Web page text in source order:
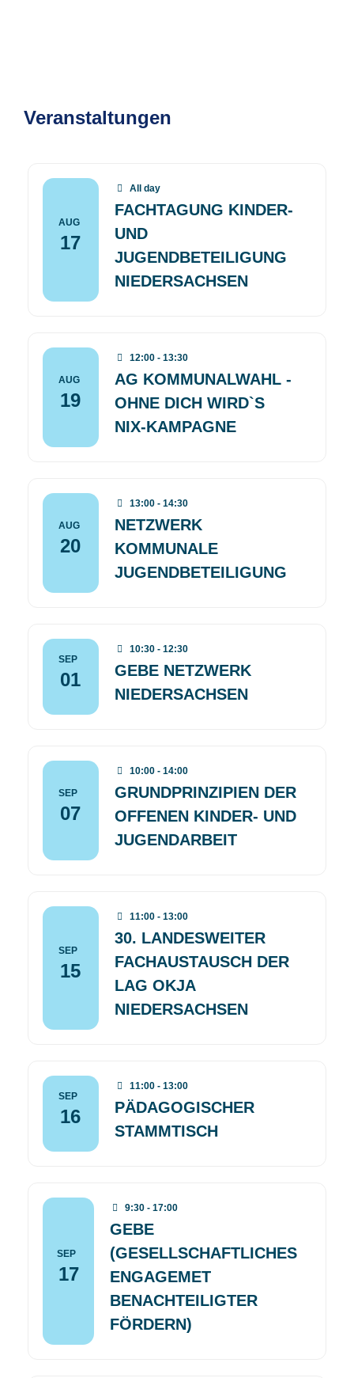
Veranstaltungen
AUG
17
All day
FACHTAGUNG KINDER-
UND
JUGENDBETEILIGUNG
NIEDERSACHSEN
AUG
19
12:00 - 13:30
AG KOMMUNALWAHL -
OHNE DICH WIRD`S
NIX-KAMPAGNE
AUG
20
13:00 - 14:30
NETZWERK
KOMMUNALE
JUGENDBETEILIGUNG
SEP
01
10:30 - 12:30
GEBE NETZWERK
NIEDERSACHSEN
SEP
07
10:00 - 14:00
GRUNDPRINZIPIEN DER
OFFENEN KINDER- UND
JUGENDARBEIT
SEP
15
11:00 - 13:00
30. LANDESWEITER
FACHAUSTAUSCH DER
LAG OKJA
NIEDERSACHSEN
SEP
16
11:00 - 13:00
PÄDAGOGISCHER
STAMMTISCH
SEP
17
9:30 - 17:00
GEBE
(GESELLSCHAFTLICHES
ENGAGEMET
BENACHTEILIGTER
FÖRDERN)